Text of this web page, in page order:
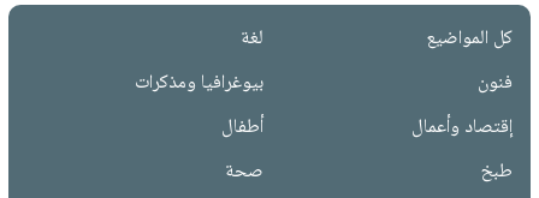
كل المواضيع
لغة
فنون
بيوغرافيا ومذكرات
إقتصاد وأعمال
أطفال
طبخ
صحة